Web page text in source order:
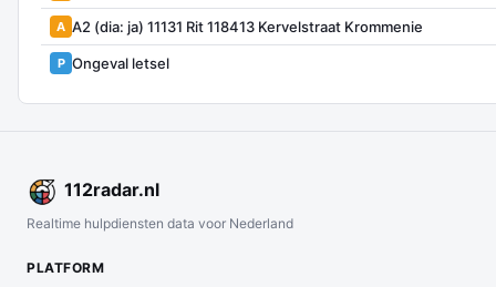
A A2 (dia: ja) 11131 Rit 118413 Kervelstraat Krommenie
P Ongeval letsel
112radar.nl
Realtime hulpdiensten data voor Nederland
PLATFORM